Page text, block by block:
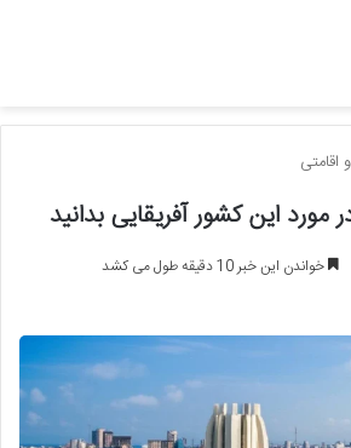
مورد این کشور آفریقایی بدانید
خواندن این خبر 10 دقیقه طول می کشد